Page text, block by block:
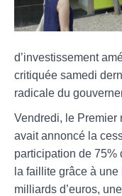
d’investissement
critiquée samedi
radicale du
Vendredi, le Premier
avait annoncé la
participation de 75%
la faillite grâce à
milliards d’euros,